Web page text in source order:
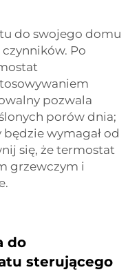
do swojego domu
Po
pozwala
porów dnia;
wymagał od
się, że termostat
grzewczym i
do
sterującego